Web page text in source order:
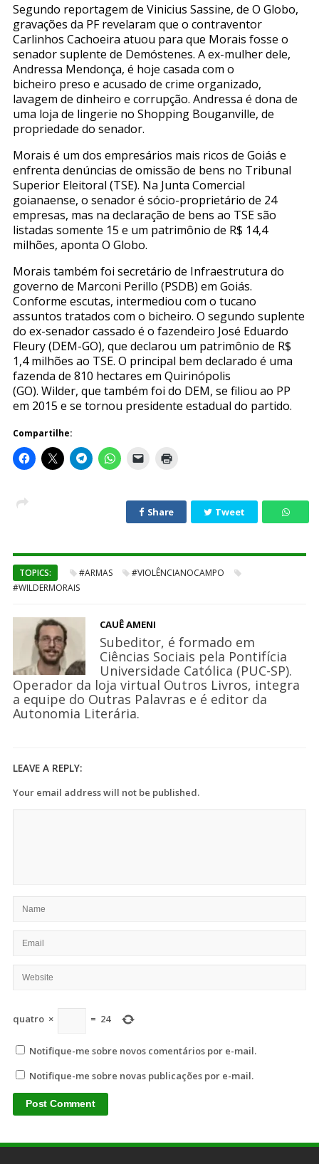
Segundo reportagem de Vinicius Sassine, de O Globo,
gravações da PF revelaram que o contraventor
Carlinhos Cachoeira atuou para que Morais fosse o
senador suplente de Demóstenes. A ex-mulher dele,
Andressa Mendonça, é hoje casada com o
bicheiro preso e acusado de crime organizado,
lavagem de dinheiro e corrupção. Andressa é dona de
uma loja de lingerie no Shopping Bouganville, de
propriedade do senador.
Morais é um dos empresários mais ricos de Goiás e
enfrenta denúncias de omissão de bens no Tribunal
Superior Eleitoral (TSE). Na Junta Comercial
goianaense, o senador é sócio-proprietário de 24
empresas, mas na declaração de bens ao TSE são
listadas somente 15 e um patrimônio de R$ 14,4
milhões, aponta O Globo.
Morais também foi secretário de Infraestrutura do
governo de Marconi Perillo (PSDB) em Goiás.
Conforme escutas, intermediou com o tucano
assuntos tratados com o bicheiro. O segundo suplente
do ex-senador cassado é o fazendeiro José Eduardo
Fleury (DEM-GO), que declarou um patrimônio de R$
1,4 milhões ao TSE. O principal bem declarado é uma
fazenda de 810 hectares em Quirinópolis
(GO). Wilder, que também foi do DEM, se filiou ao PP
em 2015 e se tornou presidente estadual do partido.
Compartilhe:
Share Tweet
TOPICS: #ARMAS
#VIOLÊNCIANOCAMPO
#WILDERMORAIS
CAUÊ AMENI
Subeditor, é formado em
Ciências Sociais pela Pontifícia
Universidade Católica (PUC-SP).
Operador da loja virtual Outros Livros, integra
a equipe do Outras Palavras e é editor da
Autonomia Literária.
LEAVE A REPLY:
Your email address will not be published.
quatro × = 24
Notifique-me sobre novos comentários por e-mail.
Notifique-me sobre novas publicações por e-mail.